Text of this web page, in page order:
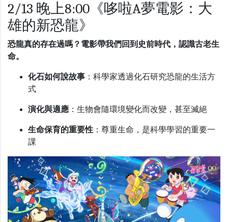
2/13 晚上8:00《哆啦A夢電影：大
雄的新恐龍》
恐龍真的存在過嗎？電影帶我們回到史前時代，認識古老生
命。
化石如何說故事 ：科學家透過化石研究恐龍的生活方
式
演化與適應 ：生物會隨環境變化而改變，甚至滅絕
生命保育的重要性 ：尊重生命，是科學學習的重要一
課